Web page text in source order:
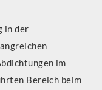
in der
im
Bereich beim